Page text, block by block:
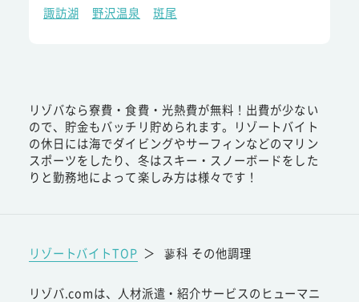
諏訪湖
野沢温泉 斑尾
リゾバなら寮費・食費・光熱費が無料！出費が少ない
ので、貯金もバッチリ貯められます。リゾートバイト
の休日には海でダイビングやサーフィンなどのマリン
スポーツをしたり、冬はスキー・スノーボードをした
りと勤務地によって楽しみ方は様々です！
リゾートバイトTOP ＞ 蓼科 その他調理
リゾバ.comは、人材派遣・紹介サービスのヒューマニ